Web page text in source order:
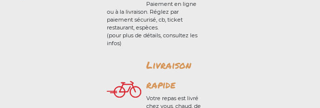
Paiement en ligne
ou à la livraison. Réglez par
paiement sécurisé, cb, ticket
restaurant, espèces.
(pour plus de détails, consultez les
infos)
Livraison
rapide
Votre repas est livré
chez vous, chaud, de